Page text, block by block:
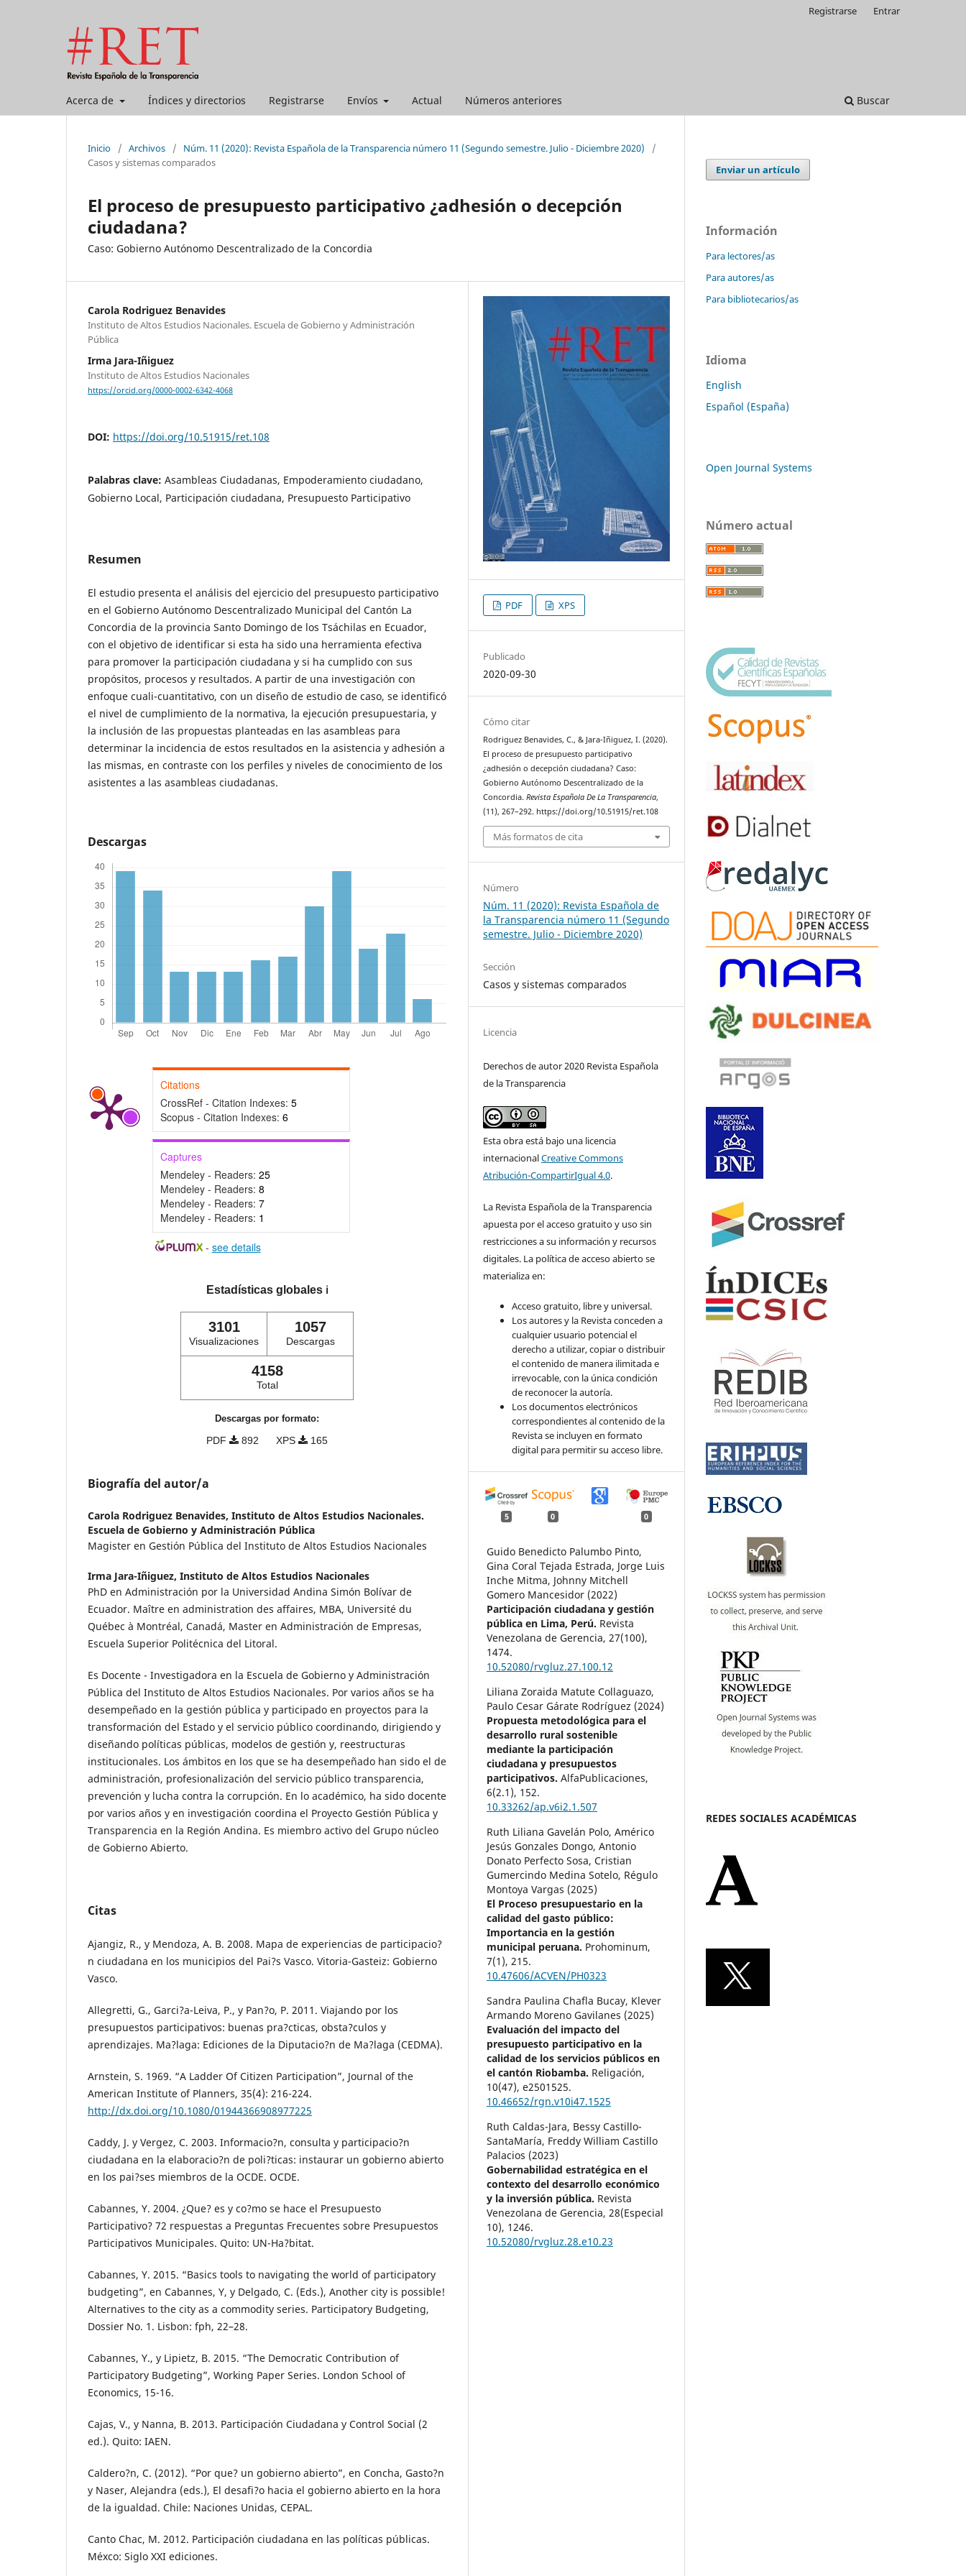
Acerca de Índices y directorios Registrarse Envíos Actual Números anteriores Buscar
Registrarse Entrar
Inicio / Archivos / Núm. 11 (2020): Revista Española de la Transparencia número 11 (Segundo semestre. Julio - Diciembre 2020)
/
Casos y sistemas comparados
El proceso de presupuesto participativo ¿adhesión o decepción
ciudadana?
Caso: Gobierno Autónomo Descentralizado de la Concordia
Carola Rodriguez Benavides
Instituto de Altos Estudios Nacionales. Escuela de Gobierno y Administración
Pública
Irma Jara-Iñiguez
Instituto de Altos Estudios Nacionales
https://orcid.org/0000-0002-6342-4068
DOI: https://doi.org/10.51915/ret.108
Palabras clave: Asambleas Ciudadanas, Empoderamiento ciudadano,
Gobierno Local, Participación ciudadana, Presupuesto Participativo
Resumen
El estudio presenta el análisis del ejercicio del presupuesto participativo
en el Gobierno Autónomo Descentralizado Municipal del Cantón La
Concordia de la provincia Santo Domingo de los Tsáchilas en Ecuador,
con el objetivo de identificar si esta ha sido una herramienta efectiva
para promover la participación ciudadana y si ha cumplido con sus
propósitos, procesos y resultados. A partir de una investigación con
enfoque cuali-cuantitativo, con un diseño de estudio de caso, se identificó
el nivel de cumplimiento de la normativa, la ejecución presupuestaria, y
la inclusión de las propuestas planteadas en las asambleas para
determinar la incidencia de estos resultados en la asistencia y adhesión a
las mismas, en contraste con los perfiles y niveles de conocimiento de los
asistentes a las asambleas ciudadanas.
Descargas
Citations
CrossRef - Citation Indexes: 5
Scopus - Citation Indexes: 6
Captures
Mendeley - Readers: 25
Mendeley - Readers: 8
Mendeley - Readers: 7
Mendeley - Readers: 1
- see details
Estadísticas globales ℹ️
3101
Visualizaciones
1057
Descargas
4158
Total
Descargas por formato:
PDF 892 XPS 165
Biografía del autor/a
Carola Rodriguez Benavides, Instituto de Altos Estudios Nacionales.
Escuela de Gobierno y Administración Pública
Magister en Gestión Pública del Instituto de Altos Estudios Nacionales
Irma Jara-Iñiguez, Instituto de Altos Estudios Nacionales
PhD en Administración por la Universidad Andina Simón Bolívar de
Ecuador. Maître en administration des affaires, MBA, Université du
Québec à Montréal, Canadá, Master en Administración de Empresas,
Escuela Superior Politécnica del Litoral.
Es Docente - Investigadora en la Escuela de Gobierno y Administración
Pública del Instituto de Altos Estudios Nacionales. Por varios años se ha
desempeñado en la gestión pública y participado en proyectos para la
transformación del Estado y el servicio público coordinando, dirigiendo y
diseñando políticas públicas, modelos de gestión y, reestructuras
institucionales. Los ámbitos en los que se ha desempeñado han sido el de
administración, profesionalización del servicio público transparencia,
prevención y lucha contra la corrupción. En lo académico, ha sido docente
por varios años y en investigación coordina el Proyecto Gestión Pública y
Transparencia en la Región Andina. Es miembro activo del Grupo núcleo
de Gobierno Abierto.
Citas
Ajangiz, R., y Mendoza, A. B. 2008. Mapa de experiencias de participacio?
n ciudadana en los municipios del Pai?s Vasco. Vitoria-Gasteiz: Gobierno
Vasco.
Allegretti, G., Garci?a-Leiva, P., y Pan?o, P. 2011. Viajando por los
presupuestos participativos: buenas pra?cticas, obsta?culos y
aprendizajes. Ma?laga: Ediciones de la Diputacio?n de Ma?laga (CEDMA).
Arnstein, S. 1969. “A Ladder Of Citizen Participation”, Journal of the
American Institute of Planners, 35(4): 216-224.
http://dx.doi.org/10.1080/01944366908977225
Caddy, J. y Vergez, C. 2003. Informacio?n, consulta y participacio?n
ciudadana en la elaboracio?n de poli?ticas: instaurar un gobierno abierto
en los pai?ses miembros de la OCDE. OCDE.
Cabannes, Y. 2004. ¿Que? es y co?mo se hace el Presupuesto
Participativo? 72 respuestas a Preguntas Frecuentes sobre Presupuestos
Participativos Municipales. Quito: UN-Ha?bitat.
Cabannes, Y. 2015. “Basics tools to navigating the world of participatory
budgeting”, en Cabannes, Y, y Delgado, C. (Eds.), Another city is possible!
Alternatives to the city as a commodity series. Participatory Budgeting,
Dossier No. 1. Lisbon: fph, 22–28.
Cabannes, Y., y Lipietz, B. 2015. “The Democratic Contribution of
Participatory Budgeting”, Working Paper Series. London School of
Economics, 15-16.
Cajas, V., y Nanna, B. 2013. Participación Ciudadana y Control Social (2
ed.). Quito: IAEN.
Caldero?n, C. (2012). “Por que? un gobierno abierto”, en Concha, Gasto?n
y Naser, Alejandra (eds.), El desafi?o hacia el gobierno abierto en la hora
de la igualdad. Chile: Naciones Unidas, CEPAL.
Canto Chac, M. 2012. Participación ciudadana en las políticas públicas.
Méxco: Siglo XXI ediciones.
PDF XPS
Publicado
2020-09-30
Cómo citar
Rodriguez Benavides, C., & Jara-Iñiguez, I. (2020).
El proceso de presupuesto participativo
¿adhesión o decepción ciudadana? Caso:
Gobierno Autónomo Descentralizado de la
Concordia.Revista Española De La Transparencia,
(11), 267–292. https://doi.org/10.51915/ret.108
Más formatos de cita
Número
Núm. 11 (2020): Revista Española de
la Transparencia número 11 (Segundo
semestre. Julio - Diciembre 2020)
Sección
Casos y sistemas comparados
Licencia
Derechos de autor 2020 Revista Española
de la Transparencia
Esta obra está bajo una licencia
internacionalCreative Commons
Atribución-CompartirIgual 4.0.
La Revista Española de la Transparencia
apuesta por el acceso gratuito y uso sin
restricciones a su información y recursos
digitales. La política de acceso abierto se
materializa en:
Acceso gratuito, libre y universal.
Los autores y la Revista conceden a
cualquier usuario potencial el
derecho a utilizar, copiar o distribuir
el contenido de manera ilimitada e
irrevocable, con la única condición
de reconocer la autoría.
Los documentos electrónicos
correspondientes al contenido de la
Revista se incluyen en formato
digital para permitir su acceso libre.
5 0 0
Guido Benedicto Palumbo Pinto,
Gina Coral Tejada Estrada, Jorge Luis
Inche Mitma, Johnny Mitchell
Gomero Mancesidor (2022)
Participación ciudadana y gestión
pública en Lima, Perú. Revista
Venezolana de Gerencia,27(100),
1474.
10.52080/rvgluz.27.100.12
Liliana Zoraida Matute Collaguazo,
Paulo Cesar Gárate Rodríguez (2024)
Propuesta metodológica para el
desarrollo rural sostenible
mediante la participación
ciudadana y presupuestos
participativos.AlfaPublicaciones,
6(2.1), 152.
10.33262/ap.v6i2.1.507
Ruth Liliana Gavelán Polo, Américo
Jesús Gonzales Dongo, Antonio
Donato Perfecto Sosa, Cristian
Gumercindo Medina Sotelo, Régulo
Montoya Vargas (2025)
El Proceso presupuestario en la
calidad del gasto público:
Importancia en la gestión
municipal peruana. Prohominum,
7(1),215.
10.47606/ACVEN/PH0323
Sandra Paulina Chafla Bucay, Klever
Armando Moreno Gavilanes (2025)
Evaluación del impacto del
presupuesto participativo en la
calidad de los servicios públicos en
el cantón Riobamba. Religación,
10(47),e2501525.
10.46652/rgn.v10i47.1525
Ruth Caldas-Jara, Bessy Castillo-
SantaMaría, Freddy William Castillo
Palacios (2023)
Gobernabilidad estratégica en el
contexto del desarrollo económico
y la inversión pública. Revista
Venezolana de Gerencia,28(Especial
10), 1246.
10.52080/rvgluz.28.e10.23
Enviar un artículo
Información
Para lectores/as
Para autores/as
Para bibliotecarios/as
Idioma
English
Español (España)
Open Journal Systems
Número actual
REDES SOCIALES ACADÉMICAS